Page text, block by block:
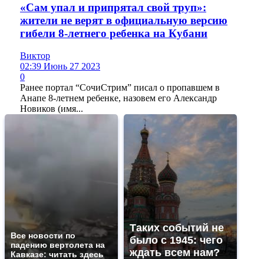
«Сам упал и припрятал свой труп»:
жители не верят в официальную версию
гибели 8-летнего ребенка на Кубани
Виктор
02:39 Июнь 27 2023
0
Ранее портал “СочиСтрим” писал о пропавшем в
Анапе 8-летнем ребенке, назовем его Александр
Новиков (имя...
Все новости по
падению вертолета на
Кавказе: читать здесь
Таких событий не
было с 1945: чего
ждать всем нам?